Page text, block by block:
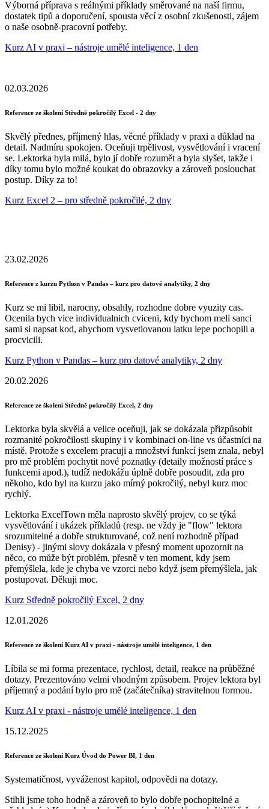
Výborná příprava s reálnými příklady směrované na naší firmu,
dostatek tipů a doporučení, spousta věcí z osobní zkušenosti, zájem
o naše osobně-pracovní potřeby.
Kurz AI v praxi – nástroje umělé inteligence, 1 den
02.03.2026
Reference ze školení Středně pokročilý Excel - 2 dny
Skvělý přednes, příjmený hlas, věcné příklady v praxi a důklad na
detail. Nadmíru spokojen. Oceňuji trpělivost, vysvětlování i vracení
se. Lektorka byla milá, bylo jí dobře rozumět a byla slyšet, takže i
díky tomu bylo možné koukat do obrazovky a zároveň poslouchat
postup. Díky za to!
Kurz Excel 2 – pro středně pokročilé, 2 dny
23.02.2026
Reference z kurzu Python v Pandas – kurz pro datové analytiky, 2 dny
Kurz se mi libil, narocny, obsahly, rozhodne dobre vyuzity cas.
Ocenila bych vice individualnich cviceni, kdy bychom meli sanci
sami si napsat kod, abychom vysvetlovanou latku lepe pochopili a
procvicili.
Kurz Python v Pandas – kurz pro datové analytiky, 2 dny
20.02.2026
Reference ze školení Středně pokročilý Excel, 2 dny
Lektorka byla skvělá a velice oceňuji, jak se dokázala přizpůsobit
rozmanité pokročilosti skupiny i v kombinaci on-line vs účastníci na
místě. Protože s excelem pracuji a množství funkcí jsem znala, nebyl
pro mě problém pochytit nové poznatky (detaily možností práce s
funkcemi apod.), tudíž nedokážu úplně dobře posoudit, zda pro
někoho, kdo byl na kurzu jako mírný pokročilý, nebyl kurz moc
rychlý.
Lektorka ExcelTown měla naprosto skvělý projev, co se týká
vysvětlování i ukázek příkladů (resp. ne vždy je "flow" lektora
srozumitelné a dobře strukturované, což není rozhodně případ
Denisy) - jinými slovy dokázala v přesný moment upozornit na
něco, co může být problém, přesně v ten moment, kdy jsem
přemýšlela, kde je chyba ve vzorci nebo když jsem přemýšlela, jak
postupovat. Děkuji moc.
Kurz Středně pokročilý Excel, 2 dny
12.01.2026
Reference ze školení Kurz AI v praxi - nástroje umělé inteligence, 1 den
Líbila se mi forma prezentace, rychlost, detail, reakce na průběžné
dotazy. Prezentováno velmi vhodným způsobem. Projev lektora byl
příjemný a podání bylo pro mě (začátečníka) stravitelnou formou.
Kurz AI v praxi - nástroje umělé inteligence, 1 den
15.12.2025
Reference ze školení Kurz Úvod do Power BI, 1 den
Systematičnost, vyváženost kapitol, odpovědi na dotazy.
Stihli jsme toho hodně a zároveň to bylo dobře pochopitelné a